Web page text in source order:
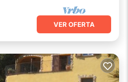
VER OFERTA